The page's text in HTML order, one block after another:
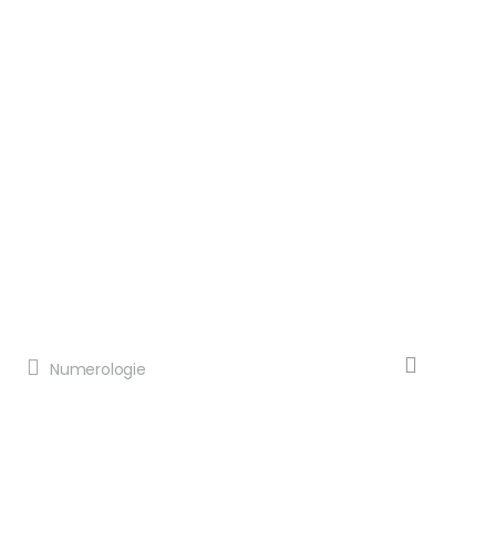
Numerologie